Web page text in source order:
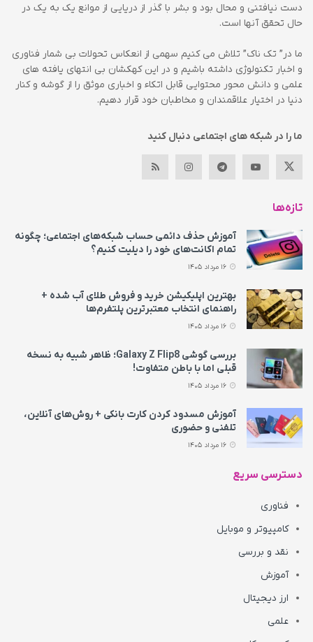
دست نیافتنی و محال بود و بشر با گذر از دریایی از موانع یک به یک در
حال تحقق آنها است.
ما در” تک ناک” تلاش می کنیم سهمی از انعکاس تحولات بی شمار فناوری
و اخبار تکنولوژی داشته باشیم و در این کهکشان بی انتهای یافته های
علمی و دانش محور محتوایی قابل اتکاء و اخباری موثق را از گوشه و کنار
دنیا در اختیار علاقمندان و مخاطبان خود قرار دهیم.
ما را در شبکه های اجتماعی دنبال کنید
تازه‌ها
آموزش حذف دائمی حساب شبکه‌های اجتماعی؛ چگونه
تمام اکانت‌های خود را دیلیت کنیم؟
بهترین اپلیکیشن خرید و فروش طلای آب شده +
راهنمای انتخاب معتبرترین پلتفرم‌ها
بررسی گوشی Galaxy Z Flip8؛ ظاهر شبیه به نسخه
قبلی اما با باطن متفاوت!
آموزش مسدود کردن کارت بانکی + روش‌های آنلاین،
تلفنی و حضوری
دسترسی سریع
فناوری
کامپیوتر و موبایل
نقد و بررسی
آموزش
ارز دیجیتال
علمی